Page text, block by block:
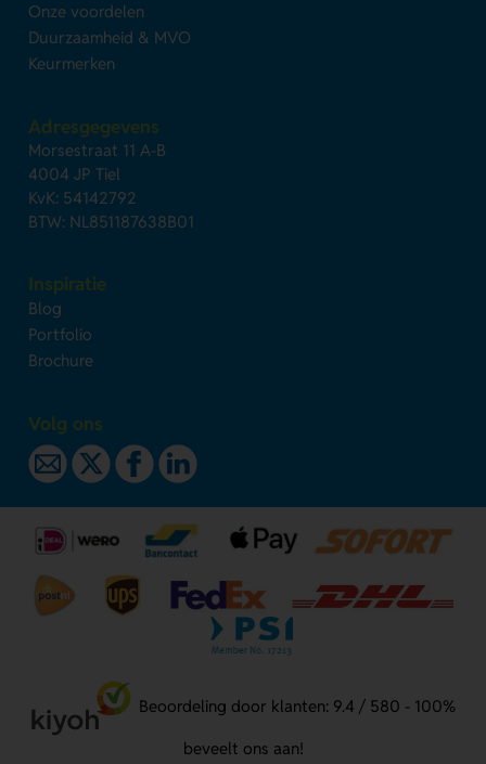
Onze voordelen
Duurzaamheid & MVO
Keurmerken
Adresgegevens
Morsestraat 11 A-B
4004 JP Tiel
KvK: 54142792
BTW: NL851187638B01
Inspiratie
Blog
Portfolio
Brochure
Volg ons
Beoordeling door klanten: 9.4 / 580 - 100%
beveelt ons aan!